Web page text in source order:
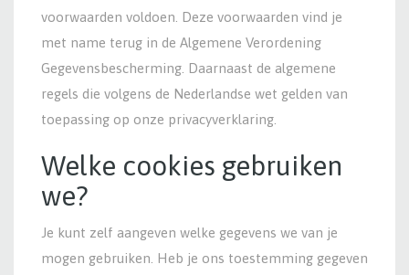
voorwaarden voldoen. Deze voorwaarden vind je
met name terug in de Algemene Verordening
Gegevensbescherming. Daarnaast de algemene
regels die volgens de Nederlandse wet gelden van
toepassing op onze privacyverklaring.
Welke cookies gebruiken
we?
Je kunt zelf aangeven welke gegevens we van je
mogen gebruiken. Heb je ons toestemming gegeven